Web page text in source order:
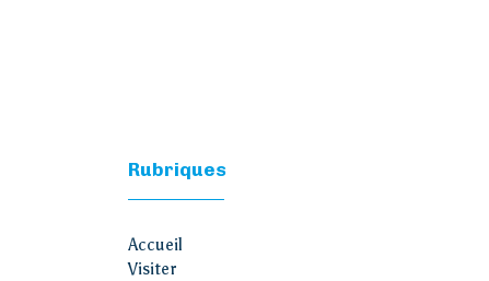
Rubriques
Accueil
Visiter